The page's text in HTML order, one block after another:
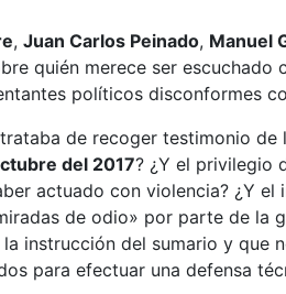
, Juan Carlos Peinado, Manuel
quién merece ser escuchado
políticos disconformes
de recoger testimonio
del 2017? ¿Y el privilegio
actuado con violencia? ¿Y el
de odio» por parte de la
instrucción del sumario y que
para efectuar una defensa